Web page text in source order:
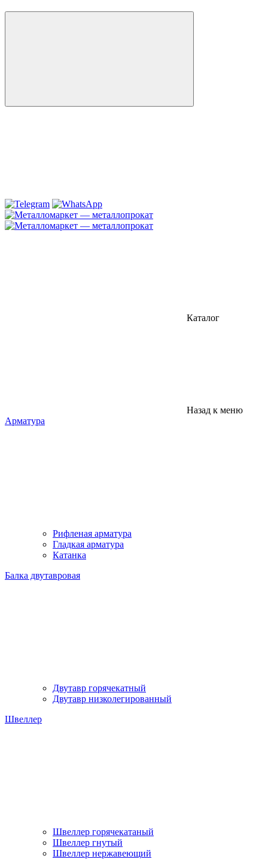
Каталог
Назад к меню
Арматура
Рифленая арматура
Гладкая арматура
Катанка
Балка двутавровая
Двутавр горячекатный
Двутавр низколегированный
Швеллер
Швеллер горячекатаный
Швеллер гнутый
Швеллер нержавеющий